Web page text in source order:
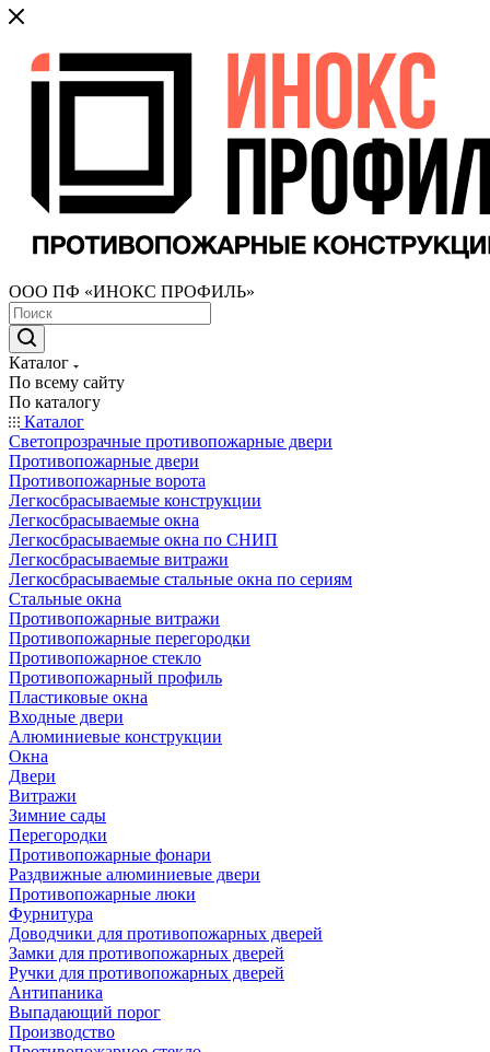
ООО ПФ «ИНОКС ПРОФИЛЬ»
Каталог
По всему сайту
По каталогу
Каталог
Светопрозрачные противопожарные двери
Противопожарные двери
Противопожарные ворота
Легкосбрасываемые конструкции
Легкосбрасываемые окна
Легкосбрасываемые окна по СНИП
Легкосбрасываемые витражи
Легкосбрасываемые стальные окна по сериям
Стальные окна
Противопожарные витражи
Противопожарные перегородки
Противопожарное стекло
Противопожарный профиль
Пластиковые окна
Входные двери
Алюминиевые конструкции
Окна
Двери
Витражи
Зимние сады
Перегородки
Противопожарные фонари
Раздвижные алюминиевые двери
Противопожарные люки
Фурнитура
Доводчики для противопожарных дверей
Замки для противопожарных дверей
Ручки для противопожарных дверей
Антипаника
Выпадающий порог
Производство